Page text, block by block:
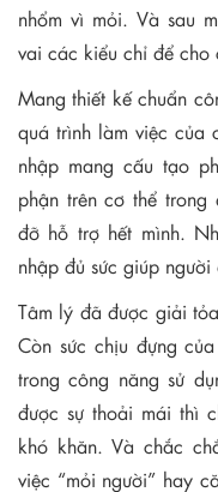
nhổm vì mỏi. Và sau
vai các kiểu chỉ để
Mang thiết kế chuẩn
quá trình làm việc của
nhập mang cấu tạo
phận trên cơ thể
đỡ hỗ trợ hết mình.
nhập đủ sức giúp
Tâm lý đã được giải
Còn sức chịu đựng
trong công năng sử
được sự thoải mái thì
khó khăn. Và chắc
việc “mỏi người” hay